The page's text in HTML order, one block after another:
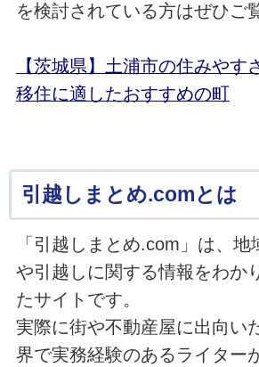
を検討されている方はぜひご
【茨城県】土浦市の住みやす
移住に適したおすすめの町
引越しまとめ.comとは
「引越しまとめ.com」は、地
や引越しに関する情報をわか
たサイトです。
実際に街や不動産屋に出向い
界で実務経験のあるライター